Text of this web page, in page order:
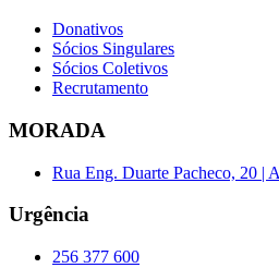
Donativos
Sócios Singulares
Sócios Coletivos
Recrutamento
MORADA
Rua Eng. Duarte Pacheco, 20 |
Urgência
256 377 600